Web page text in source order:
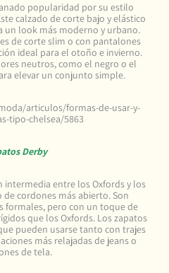
popularidad por su estilo
calzado de corte bajo y elástico
un look más moderno y urbano.
de corte slim o con pantalones
ideal para el otoño e invierno.
neutros, como el negro o el
elevar un conjunto simple.
Derby
intermedia entre los Oxfords y los
de cordones más abierto. Son
formales, pero con un toque de
que los Oxfords. Los zapatos
pueden usarse tanto con trajes
más relajadas de jeans o
de tela.